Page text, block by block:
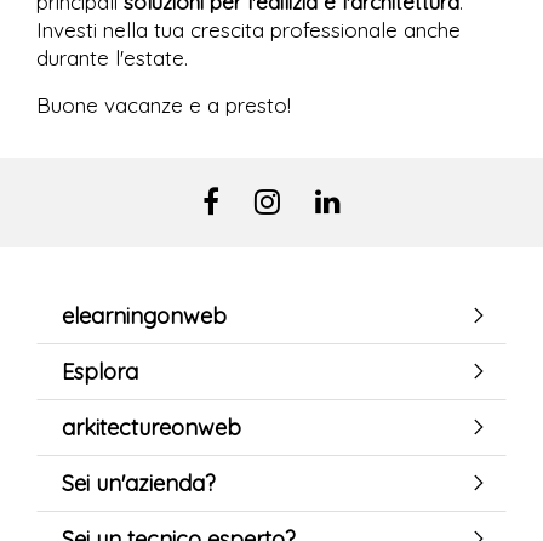
Investi nella tua crescita professionale anche
durante l'estate.
Buone vacanze e a presto!
elearningonweb
Esplora
arkitectureonweb
Sei un'azienda?